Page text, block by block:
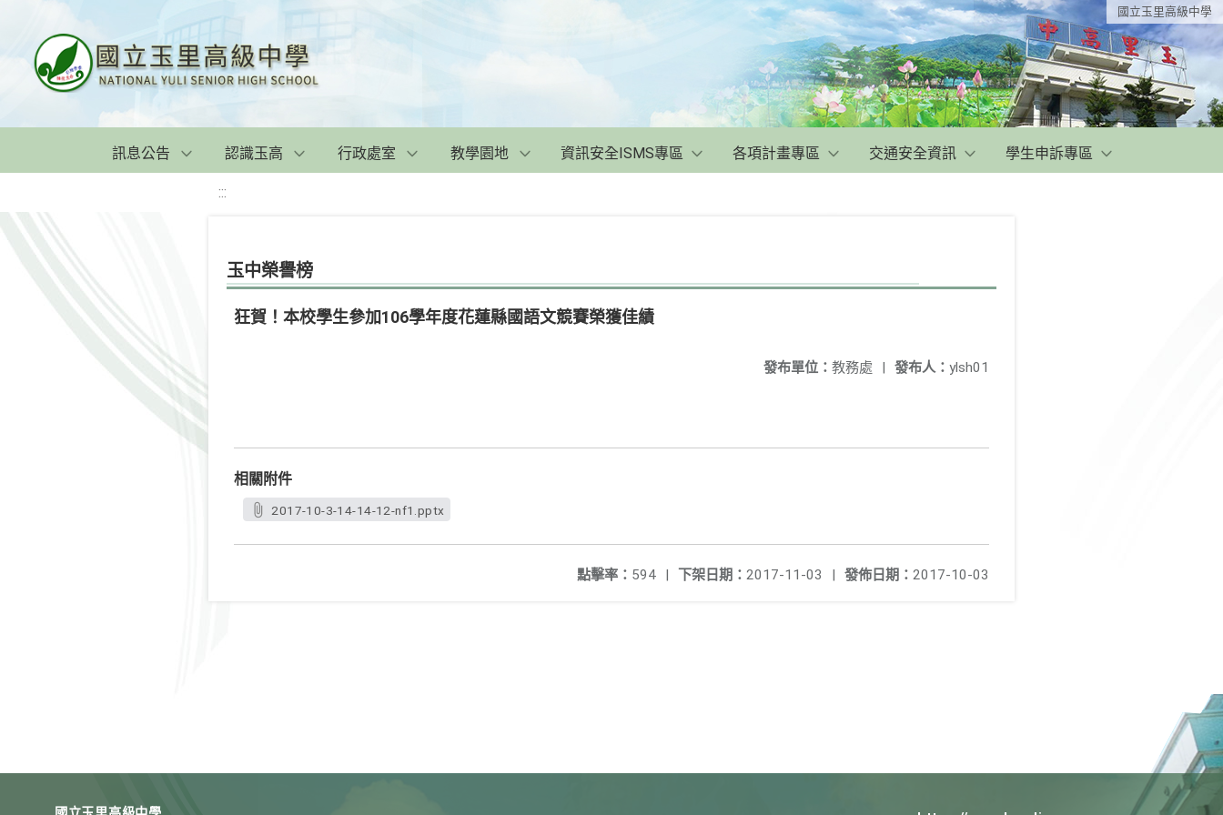
國立玉里高級中學
訊息公告 認識玉高 行政處室 教學園地 資訊安全ISMS專區 各項計畫專區 交通安全資訊 學生申訴專區
:::
玉中榮譽榜
狂賀！本校學生參加106學年度花蓮縣國語文競賽榮獲佳績
發布人： ylsh01
發布單位： 教務處 |
相關附件
2017-10-3-14-14-12-nf1.pptx
發佈日期： 2017-10-03
下架日期： 2017-11-03 |
點擊率： 594 |